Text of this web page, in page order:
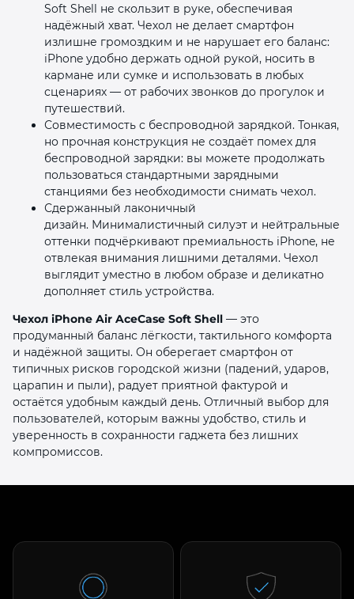
Soft Shell не скользит в руке, обеспечивая
надёжный хват. Чехол не делает смартфон
излишне громоздким и не нарушает его баланс:
iPhone удобно держать одной рукой, носить в
кармане или сумке и использовать в любых
сценариях — от рабочих звонков до прогулок и
путешествий.
Совместимость с беспроводной зарядкой. Тонкая,
но прочная конструкция не создаёт помех для
беспроводной зарядки: вы можете продолжать
пользоваться стандартными зарядными
станциями без необходимости снимать чехол.
Сдержанный лаконичный
дизайн. Минималистичный силуэт и нейтральные
оттенки подчёркивают премиальность iPhone, не
отвлекая внимания лишними деталями. Чехол
выглядит уместно в любом образе и деликатно
дополняет стиль устройства.
Чехол iPhone Air AceCase Soft Shell — это
продуманный баланс лёгкости, тактильного комфорта
и надёжной защиты. Он оберегает смартфон от
типичных рисков городской жизни (падений, ударов,
царапин и пыли), радует приятной фактурой и
остаётся удобным каждый день. Отличный выбор для
пользователей, которым важны удобство, стиль и
уверенность в сохранности гаджета без лишних
компромиссов.